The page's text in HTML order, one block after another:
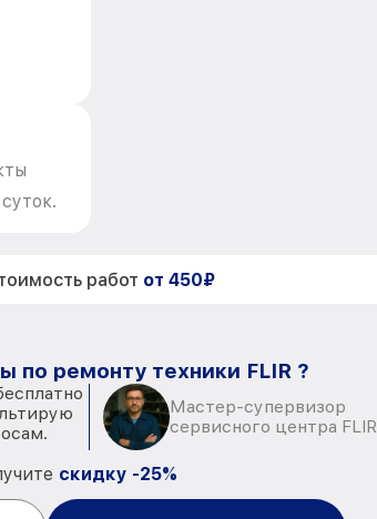
работ от 450₽
по ремонту техники FLIR ?
Мастер-супервизор
сервисного центра FLIR
скидку -25%